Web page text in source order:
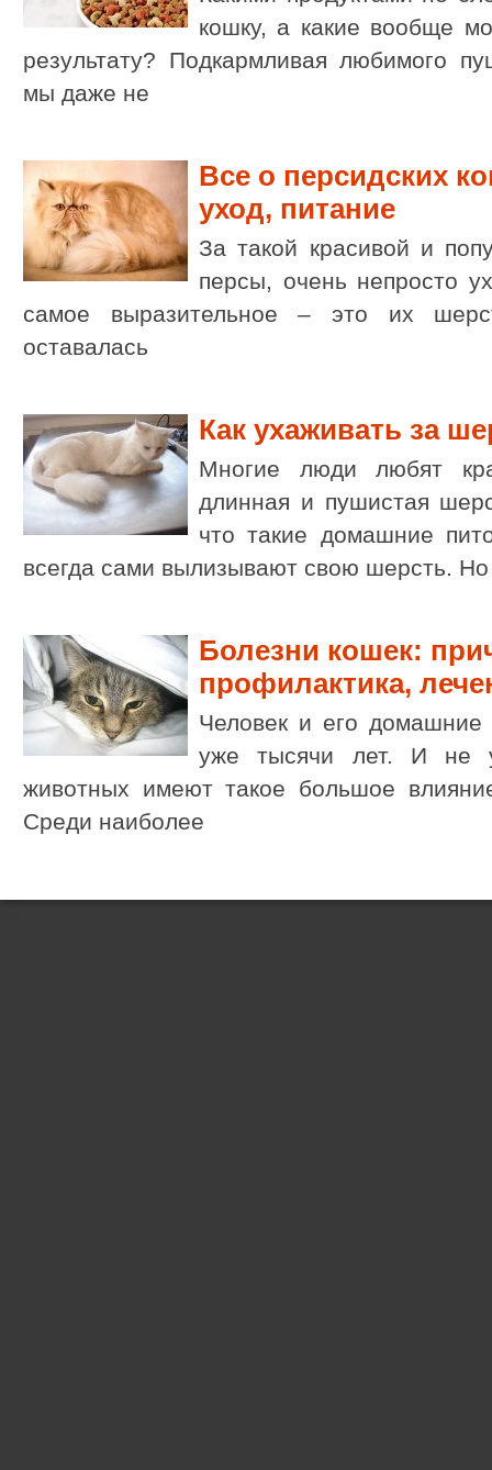
кошку, а какие вообще
результату? Подкармливая любимого
мы даже не
Все о персидских
уход, питание
За такой красивой и
персы, очень непросто
самое выразительное – это их
оставалась
Как ухаживать за
Многие люди любят
длинная и пушистая
что такие домашние
всегда сами вылизывают свою шерсть. Но
Болезни кошек:
профилактика,
Человек и его
уже тысячи лет. И не
животных имеют такое большое
Среди наиболее